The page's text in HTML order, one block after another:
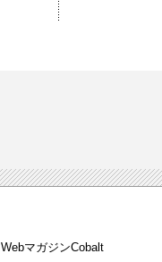
WebマガジンCobalt